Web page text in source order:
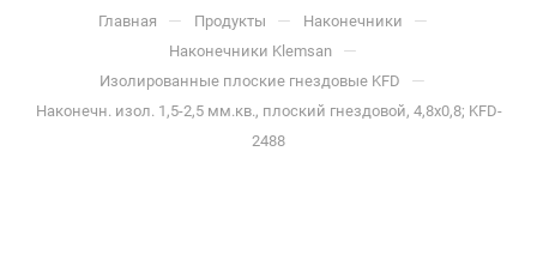
Главная — Продукты — Наконечники —
Наконечники Klemsan —
Изолированные плоские гнездовые KFD —
Наконечн. изол. 1,5-2,5 мм.кв., плоский гнездовой, 4,8x0,8; KFD-
2488